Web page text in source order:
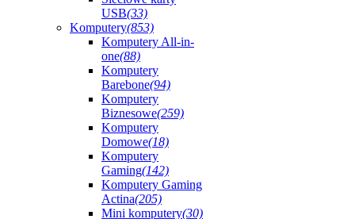
USB(33)
Komputery(853)
Komputery All-in-
one(88)
Komputery
Barebone(94)
Komputery
Biznesowe(259)
Komputery
Domowe(18)
Komputery
Gaming(142)
Komputery Gaming
Actina(205)
Mini komputery(30)